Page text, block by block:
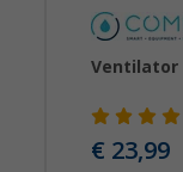
Ventilator
€ 23,99